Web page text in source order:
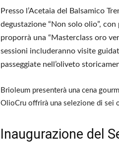
Presso l’Acetaia del Balsamico
degustazione “Non solo olio”,
proporrà una “Masterclass oro
sessioni includeranno visite
passeggiate nell’oliveto
Brioleum presenterà una cena
OlioCru offrirà una selezione di sei
Inaugurazione del